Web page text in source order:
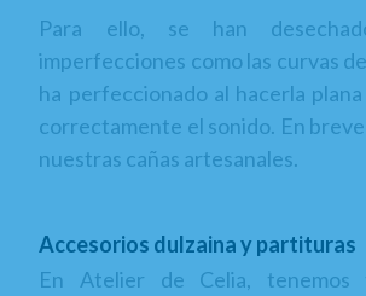
Para ello, se han
imperfecciones como las curvas
ha perfeccionado al hacerla
correctamente el sonido. En
nuestras cañas artesanales.
Accesorios dulzaina y partituras
En Atelier de Celia,